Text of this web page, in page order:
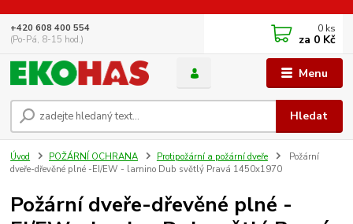
Menu
Hledat
+420 608 400 554
(Po-Pá, 8-15 hod.)
0 ks
za 0 Kč
Úvod POŽÁRNÍ OCHRANA Protipožární a požární dveře
Požární
dveře-dřevěné plné -EI/EW - lamino Dub světlý Pravá 1450x1970
Požární dveře-dřevěné plné -